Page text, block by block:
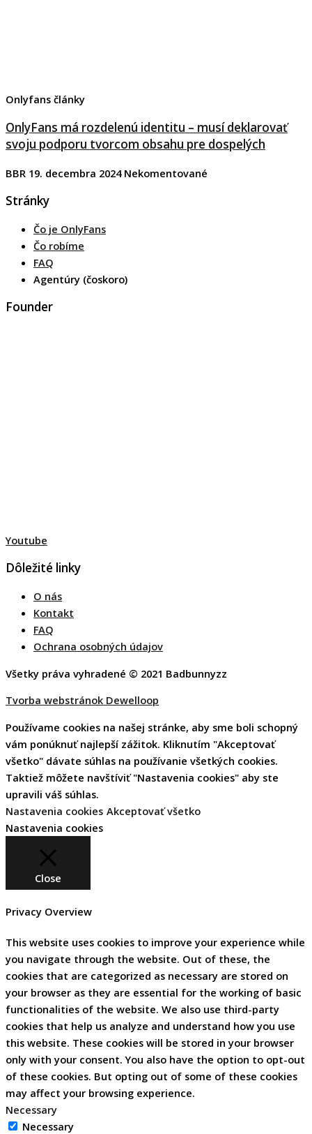
Onlyfans články
OnlyFans má rozdelenú identitu – musí deklarovať
svoju podporu tvorcom obsahu pre dospelých
BBR 19. decembra 2024 Nekomentované
Stránky
Čo je OnlyFans
Čo robíme
FAQ
Agentúry (čoskoro)
Founder
Youtube
Dôležité linky
O nás
Kontakt
FAQ
Ochrana osobných údajov
Všetky práva vyhradené © 2021 Badbunnyzz
Tvorba webstránok Dewelloop
Používame cookies na našej stránke, aby sme boli schopný
vám ponúknuť najlepší zážitok. Kliknutím "Akceptovať
všetko" dávate súhlas na používanie všetkých cookies.
Taktiež môžete navštíviť "Nastavenia cookies" aby ste
upravili váš súhlas.
Nastavenia cookies Akceptovať všetko
Nastavenia cookies
Close
Privacy Overview
This website uses cookies to improve your experience while
you navigate through the website. Out of these, the
cookies that are categorized as necessary are stored on
your browser as they are essential for the working of basic
functionalities of the website. We also use third-party
cookies that help us analyze and understand how you use
this website. These cookies will be stored in your browser
only with your consent. You also have the option to opt-out
of these cookies. But opting out of some of these cookies
may affect your browsing experience.
Necessary
Necessary